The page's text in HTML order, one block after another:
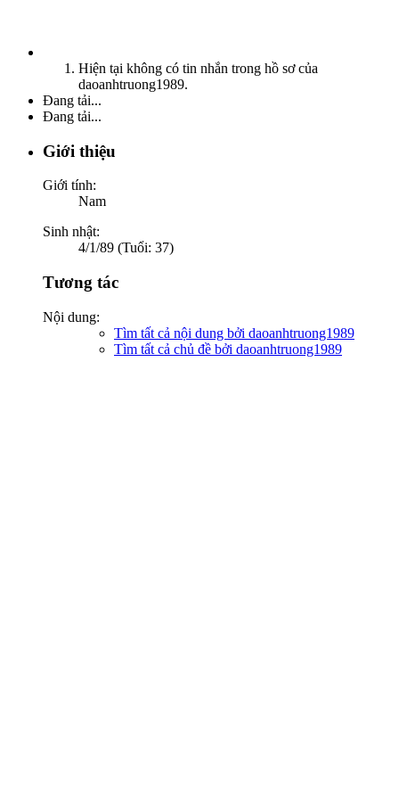
Hiện tại không có tin nhắn trong hồ sơ của
daoanhtruong1989.
Đang tải...
Đang tải...
Giới thiệu
Giới tính:
Nam
Sinh nhật:
4/1/89 (Tuổi: 37)
Tương tác
Nội dung:
Tìm tất cả nội dung bởi daoanhtruong1989
Tìm tất cả chủ đề bởi daoanhtruong1989